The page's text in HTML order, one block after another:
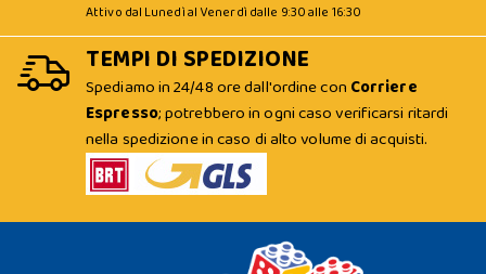
Attivo dal Lunedì al Venerdì dalle 9:30 alle 16:30
TEMPI DI SPEDIZIONE
Spediamo in 24/48 ore dall'ordine con Corriere
Espresso; potrebbero in ogni caso verificarsi ritardi
nella spedizione in caso di alto volume di acquisti.